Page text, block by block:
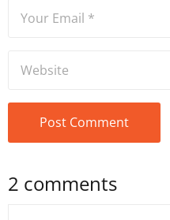
2 comments